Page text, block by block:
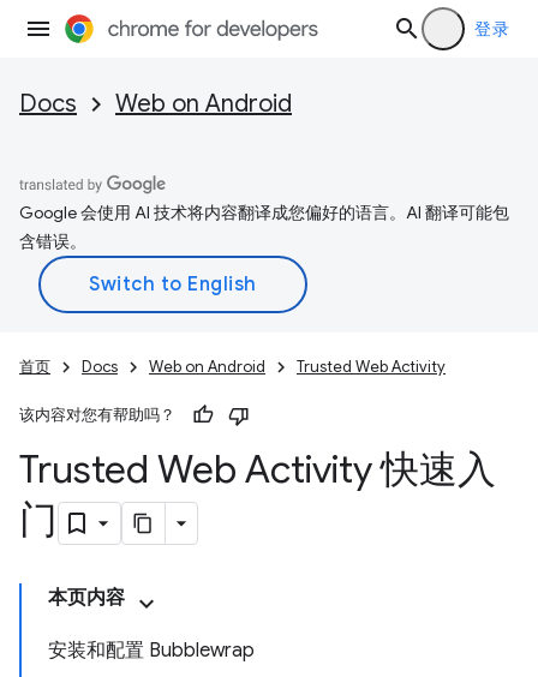
登录
Docs Web on Android
Google 会使用 AI 技术将内容翻译成您偏好的语言。AI 翻译可能包
含错误。
首页 Docs Web on Android Trusted Web Activity
该内容对您有帮助吗？
Trusted Web Activity 快速入
门
本页内容
安装和配置 Bubblewrap